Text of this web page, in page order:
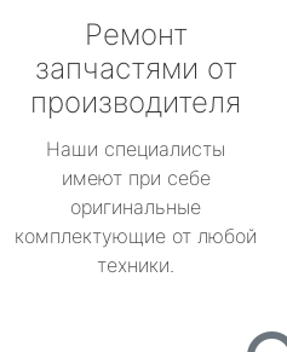
Ремонт
запчастями от
производителя
Наши специалисты
имеют при себе
оригинальные
комплектующие от любой
техники.